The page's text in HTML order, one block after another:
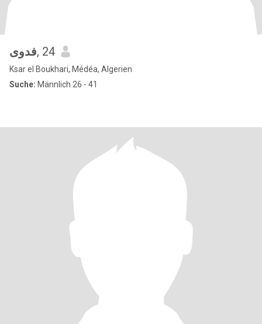
فدوى, 24
Ksar el Boukhari, Médéa, Algerien
Suche: Männlich 26 - 41